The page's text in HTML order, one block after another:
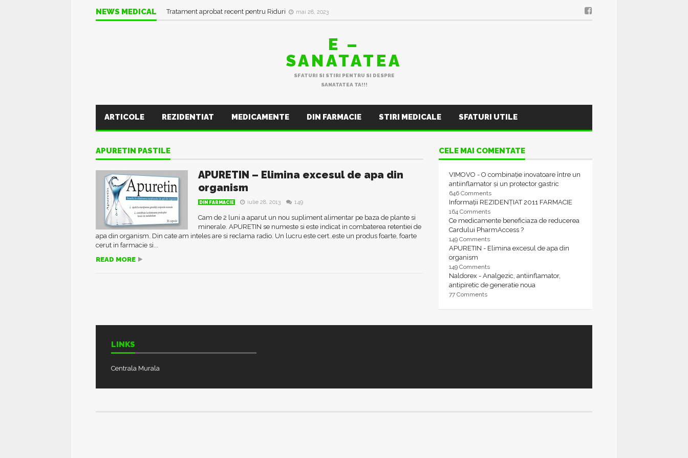
NEWS MEDICAL Tratament aprobat recent pentru Riduri mai 28, 2023
E –
SANATATEA
SFATURI SI STIRI PENTRU SI DESPRE
SANATATEA TA!!!
ARTICOLE REZIDENTIAT MEDICAMENTE DIN FARMACIE STIRI MEDICALE SFATURI UTILE
APURETIN PASTILE
APURETIN – Elimina excesul de apa din
organism
DIN FARMACIE iulie 28, 2013 149
Cam de 2 luni a aparut un nou supliment alimentar pe baza de plante si
minerale. APURETIN se numeste si este indicat in combaterea retentiei de
apa din organism. Din cate am inteles are si reclama radio. Un lucru este cert..este un produs foarte, foarte
cerut in farmacie si...
READ MORE
CELE MAI COMENTATE
VIMOVO - O combinație inovatoare între un
antiinflamator și un protector gastric
646 Comments
Informații REZIDENȚIAT 2011 FARMACIE
164 Comments
Ce medicamente beneficiaza de reducerea
Cardului PharmAccess ?
149 Comments
APURETIN - Elimina excesul de apa din
organism
149 Comments
Naldorex - Analgezic, antiinflamator,
antipiretic de generatie noua
77 Comments
LINKS
Centrala Murala